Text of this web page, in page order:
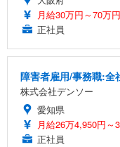
月給30万円～70万円
正社員
障害者雇用/事務職:全
株式会社デンソー
愛知県
月給26万4,950円～
正社員